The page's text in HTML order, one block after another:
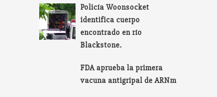
Policía Woonsocket
identifica cuerpo
encontrado en río
Blackstone.
FDA aprueba la primera
vacuna antigripal de ARNm